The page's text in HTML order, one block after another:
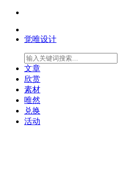
觉唯设计
文章
欣赏
素材
唯然
兑换
活动